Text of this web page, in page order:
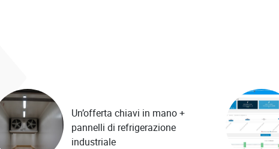
Un’offerta chiavi in mano +
pannelli di refrigerazione
industriale